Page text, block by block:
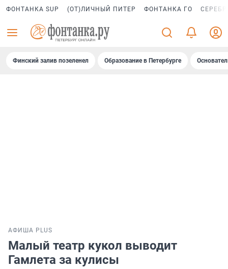
ФОНТАНКА SUP (ОТ)ЛИЧНЫЙ ПИТЕР ФОНТАНКА ГО
Финский залив позеленел Образование в Петербурге
АФИША PLUS
Малый театр кукол выводит
Гамлета за кулисы